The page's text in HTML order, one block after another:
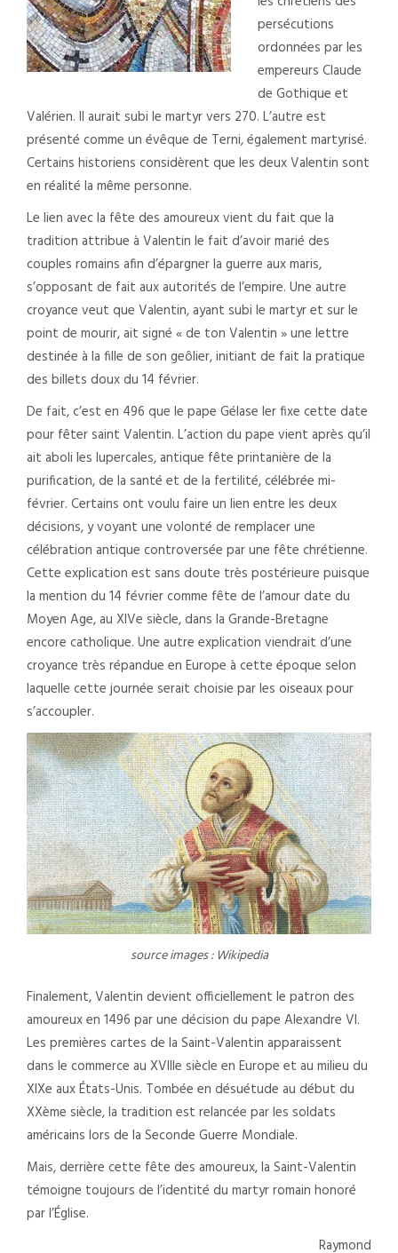
persécutions
ordonnées par les
empereurs Claude
de Gothique et
Valérien. Il aurait subi le martyr vers 270. L’autre est
présenté comme un évêque de Terni, également martyrisé.
Certains historiens considèrent que les deux Valentin sont
en réalité la même personne.
Le lien avec la fête des amoureux vient du fait que la
tradition attribue à Valentin le fait d’avoir marié des
couples romains afin d’épargner la guerre aux maris,
s’opposant de fait aux autorités de l’empire. Une autre
croyance veut que Valentin, ayant subi le martyr et sur le
point de mourir, ait signé « de ton Valentin » une lettre
destinée à la fille de son geôlier, initiant de fait la pratique
des billets doux du 14 février.
De fait, c’est en 496 que le pape Gélase Ier fixe cette date
pour fêter saint Valentin. L’action du pape vient après qu’il
ait aboli les lupercales, antique fête printanière de la
purification, de la santé et de la fertilité, célébrée mi-
février. Certains ont voulu faire un lien entre les deux
décisions, y voyant une volonté de remplacer une
célébration antique controversée par une fête chrétienne.
Cette explication est sans doute très postérieure puisque
la mention du 14 février comme fête de l’amour date du
Moyen Age, au XIVe siècle, dans la Grande-Bretagne
encore catholique. Une autre explication viendrait d’une
croyance très répandue en Europe à cette époque selon
laquelle cette journée serait choisie par les oiseaux pour
s’accoupler.
source images : Wikipedia
Finalement, Valentin devient officiellement le patron des
amoureux en 1496 par une décision du pape Alexandre VI.
Les premières cartes de la Saint-Valentin apparaissent
dans le commerce au XVIIIe siècle en Europe et au milieu du
XIXe aux États-Unis. Tombée en désuétude au début du
XXème siècle, la tradition est relancée par les soldats
américains lors de la Seconde Guerre Mondiale.
Mais, derrière cette fête des amoureux, la Saint-Valentin
témoigne toujours de l’identité du martyr romain honoré
par l’Église.
Raymond